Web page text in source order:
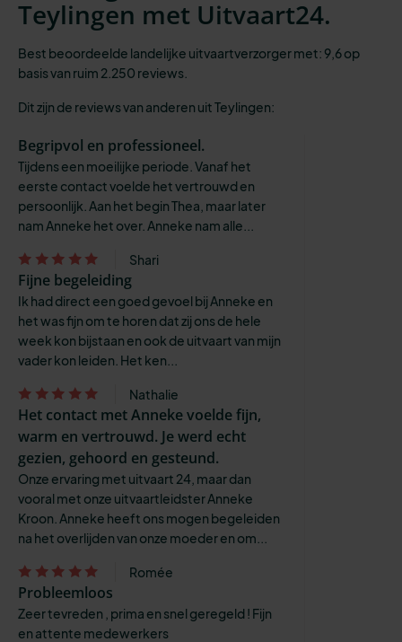
Teylingen met Uitvaart24.
Best beoordeelde landelijke uitvaartverzorger met: 9,6 op
basis van ruim 2.250 reviews.
Dit zijn de reviews van anderen uit Teylingen:
Begripvol en professioneel.
Tijdens een moeilijke periode. Vanaf het
eerste contact voelde het vertrouwd en
persoonlijk. Aan het begin Thea, maar later
nam Anneke het over. Anneke nam alle...
Shari
Fijne begeleiding
Ik had direct een goed gevoel bij Anneke en
het was fijn om te horen dat zij ons de hele
week kon bijstaan en ook de uitvaart van mijn
vader kon leiden. Het ken...
Nathalie
Het contact met Anneke voelde fijn,
warm en vertrouwd. Je werd echt
gezien, gehoord en gesteund.
Onze ervaring met uitvaart 24, maar dan
vooral met onze uitvaartleidster Anneke
Kroon. Anneke heeft ons mogen begeleiden
na het overlijden van onze moeder en om...
Romée
Probleemloos
Zeer tevreden , prima en snel geregeld ! Fijn
en attente medewerkers